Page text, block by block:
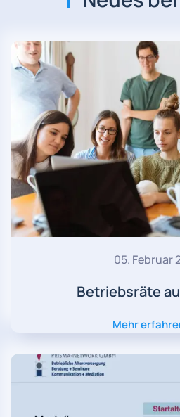
05. Februar
Betriebsräte
Mehr